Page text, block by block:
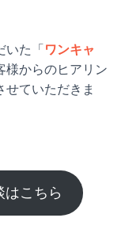
いた「ワンキャ
様からのヒアリン
ていただきま
はこちら